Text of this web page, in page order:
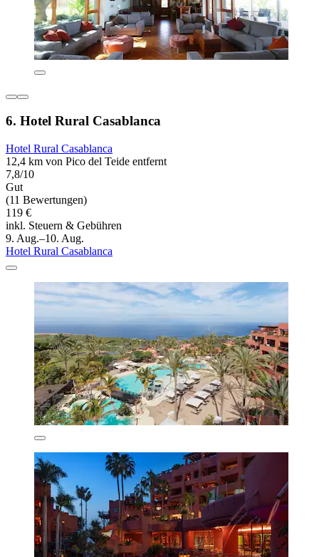
6. Hotel Rural Casablanca
Hotel Rural Casablanca
12,4 km von Pico del Teide entfernt
7,8/10
Gut
(11 Bewertungen)
119 €
inkl. Steuern & Gebühren
9. Aug.–10. Aug.
Hotel Rural Casablanca